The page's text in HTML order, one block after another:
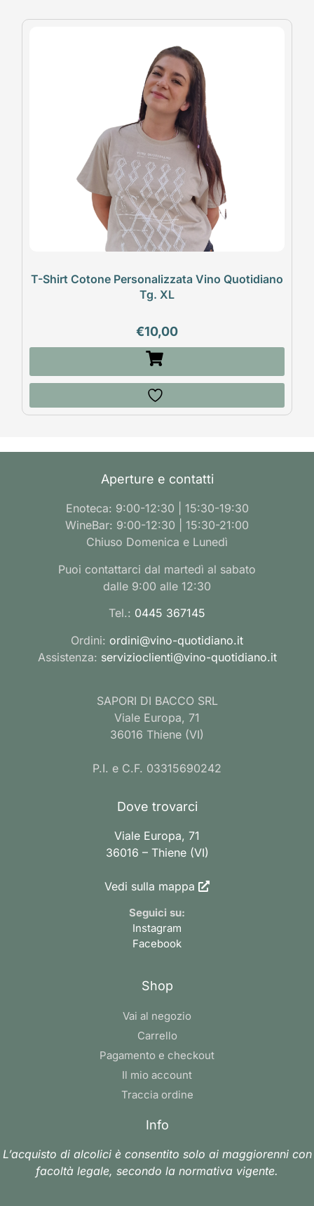
T-Shirt Cotone Personalizzata Vino Quotidiano
Tg. XL
€10,00
Aperture e contatti
Enoteca: 9:00-12:30 | 15:30-19:30
WineBar: 9:00-12:30 | 15:30-21:00
Chiuso Domenica e Lunedì
Puoi contattarci dal martedì al sabato
dalle 9:00 alle 12:30
Tel.: 0445 367145
Ordini: ordini@vino-quotidiano.it
Assistenza: servizioclienti@vino-quotidiano.it
SAPORI DI BACCO SRL
Viale Europa, 71
36016 Thiene (VI)
P.I. e C.F. 03315690242
Dove trovarci
Viale Europa, 71
36016 – Thiene (VI)
Vedi sulla mappa
Seguici su:
Instagram
Facebook
Shop
Vai al negozio
Carrello
Pagamento e checkout
Il mio account
Traccia ordine
Info
L’acquisto di alcolici è consentito solo ai maggiorenni con
facoltà legale, secondo la normativa vigente.